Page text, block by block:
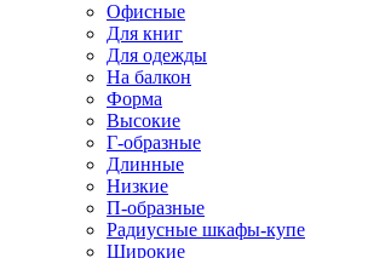
Офисные
Для книг
Для одежды
На балкон
Форма
Высокие
Г-образные
Длинные
Низкие
П-образные
Радиусные шкафы-купе
Широкие